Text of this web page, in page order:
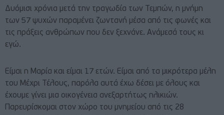
Δυόμισι χρόνια μετά την τραγωδία των Τεμπών, η μνήμη
των 57 ψυχών παραμένει ζωντανή μέσα από τις φωνές και
τις πράξεις ανθρώπων που δεν ξεχνάνε. Ανάμεσά τους κι
εγώ.
Είμαι η Μαρία και είμαι 17 ετών. Είμαι από τα μικρότερα μέλη
του Μέχρι Τέλους, παρόλα αυτά έχω δέσει με όλους και
έχουμε γίνει μια οικογένεια ανεξαρτήτως ηλικιών.
Παρευρίσκομαι στον χώρο του μνημείου από τις 28